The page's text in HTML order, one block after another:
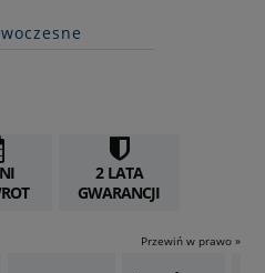
2 LATA
GWARANCJI
Przewiń w prawo »